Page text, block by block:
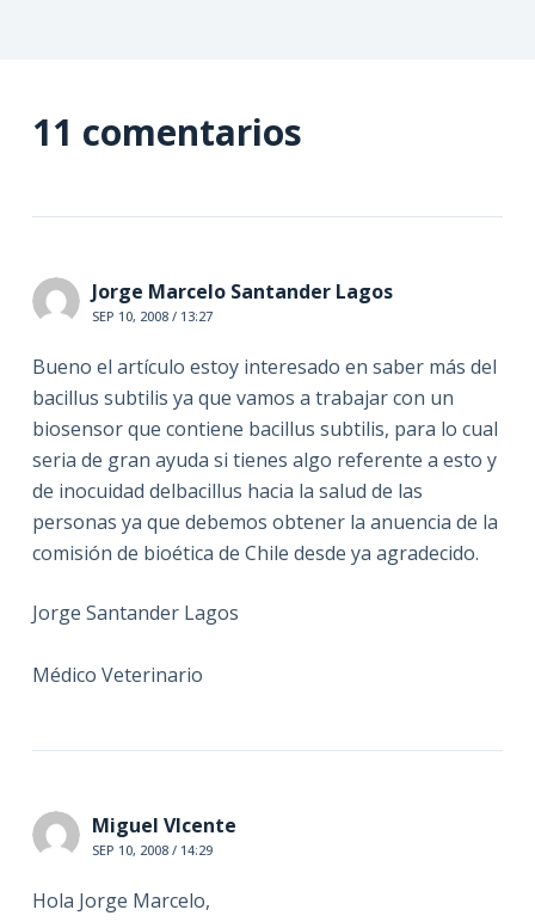
11 comentarios
Jorge Marcelo Santander Lagos
SEP 10, 2008 / 13:27
Bueno el artículo estoy interesado en saber más del
bacillus subtilis ya que vamos a trabajar con un
biosensor que contiene bacillus subtilis, para lo cual
seria de gran ayuda si tienes algo referente a esto y
de inocuidad delbacillus hacia la salud de las
personas ya que debemos obtener la anuencia de la
comisión de bioética de Chile desde ya agradecido.
Jorge Santander Lagos
Médico Veterinario
Miguel VIcente
SEP 10, 2008 / 14:29
Hola Jorge Marcelo,